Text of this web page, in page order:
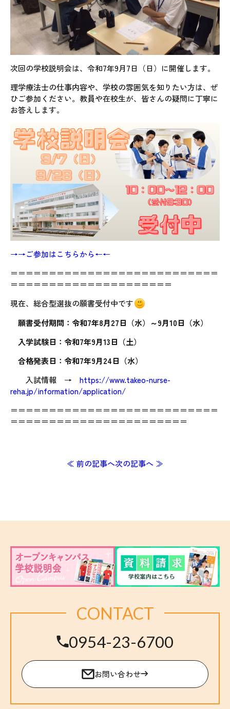
次回の学校説明会は、令和7年9月7日（日）に開催します。
理学療法士の仕事内容や、学校の雰囲気を知りたい方は、ぜ
ひご参加ください。教員や在校生が、皆さんの疑問に丁寧に
お答えします。
→→ご参加はこちらから←←
＝＝＝＝＝＝＝＝＝＝＝＝＝＝＝＝＝＝＝＝＝＝＝＝＝＝＝
＝＝＝＝＝＝＝＝＝＝＝＝＝＝＝＝＝＝＝＝＝
現在、総合型選抜の願書受付中です
願書受付期間：令和7年8月27日（水）～9月10日（水）
入学試験日：令和7年9月13日（土）
合格発表日：令和7年9月24日（水）
入試情報 → https://www.takeo-nurse-
reha.jp/information/application/
＝＝＝＝＝＝＝＝＝＝＝＝＝＝＝＝＝＝＝＝＝＝＝＝＝＝＝
＝＝＝＝＝＝＝＝＝＝＝＝＝＝＝＝＝＝＝＝＝＝＝
≪ 前の記事へ次の記事へ ≫
CONTACT
0954-23-6700
お問い合わせ